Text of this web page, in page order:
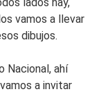
vamos a llevar
dibujos.
Nacional, ahí
a invitar